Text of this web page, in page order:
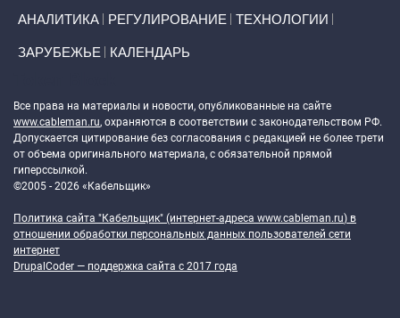
АНАЛИТИКА РЕГУЛИРОВАНИЕ ТЕХНОЛОГИИ
ЗАРУБЕЖЬЕ КАЛЕНДАРЬ
Все права на материалы и новости, опубликованные на сайте
www.cableman.ru, охраняются в соответствии с законодательством РФ.
Допускается цитирование без согласования с редакцией не более трети
от объема оригинального материала, с обязательной прямой
гиперссылкой.
©2005 - 2026 «Кабельщик»
Политика сайта "Кабельщик" (интернет-адреса www.cableman.ru) в
отношении обработки персональных данных пользователей сети
интернет
DrupalCoder — поддержка сайта c 2017 года